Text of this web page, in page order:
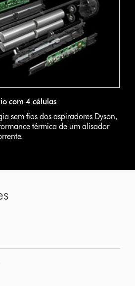
com 4 células
sem fios dos aspiradores Dyson,
térmica de um alisador